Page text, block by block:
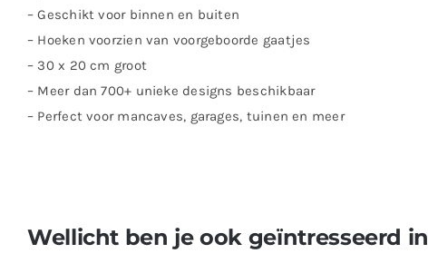
– Geschikt voor binnen en buiten
– Hoeken voorzien van voorgeboorde gaatjes
– 30 x 20 cm groot
– Meer dan 700+ unieke designs beschikbaar
– Perfect voor mancaves, garages, tuinen en meer
Wellicht ben je ook geïntresseerd in